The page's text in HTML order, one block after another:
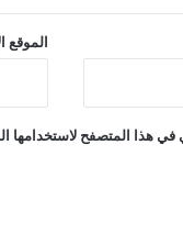
الموقع
في هذا المتصفح لاستخدامها